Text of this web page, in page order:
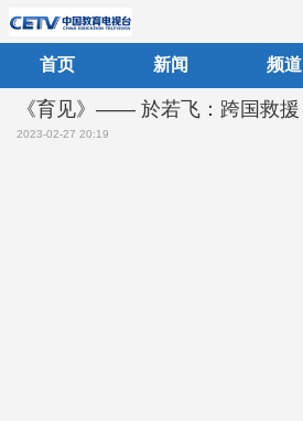
首页 新闻 频道
《育见》—— 於若飞：跨国救援
2023-02-27 20:19